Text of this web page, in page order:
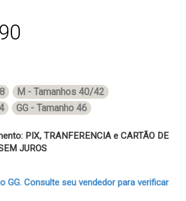
M - Tamanhos 40/42
GG - Tamanho 46
PIX, TRANFERENCIA e CARTÃO DE
JUROS
GG. Consulte seu vendedor para verificar